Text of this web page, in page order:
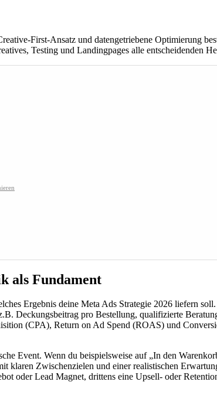
First-Ansatz und datengetriebene Optimierung
Testing und Landingpages alle entscheidenden
als Fundament
Ergebnis deine Meta Ads Strategie 2026 liefern
Deckungsbeitrag pro Bestellung, qualifizierte
(CPA), Return on Ad Spend (ROAS) und
Event. Wenn du beispielsweise auf „In den
klaren Zwischenzielen und einer realistischen
oder Lead Magnet, drittens eine Upsell- oder